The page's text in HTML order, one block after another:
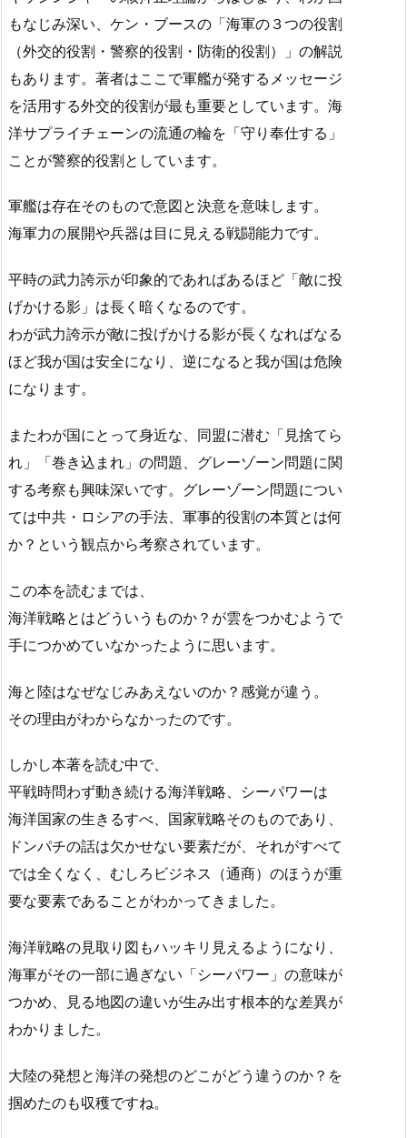
もなじみ深い、ケン・ブースの「海軍の３つの役割
（外交的役割・警察的役割・防衛的役割）」の解説
もあります。著者はここで軍艦が発するメッセージ
を活用する外交的役割が最も重要としています。海
洋サプライチェーンの流通の輪を「守り奉仕する」
ことが警察的役割としています。
軍艦は存在そのもので意図と決意を意味します。
海軍力の展開や兵器は目に見える戦闘能力です。
平時の武力誇示が印象的であればあるほど「敵に投
げかける影」は長く暗くなるのです。
わが武力誇示が敵に投げかける影が長くなればなる
ほど我が国は安全になり、逆になると我が国は危険
になります。
またわが国にとって身近な、同盟に潜む「見捨てら
れ」「巻き込まれ」の問題、グレーゾーン問題に関
する考察も興味深いです。グレーゾーン問題につい
ては中共・ロシアの手法、軍事的役割の本質とは何
か？という観点から考察されています。
この本を読むまでは、
海洋戦略とはどういうものか？が雲をつかむようで
手につかめていなかったように思います。
海と陸はなぜなじみあえないのか？感覚が違う。
その理由がわからなかったのです。
しかし本著を読む中で、
平戦時問わず動き続ける海洋戦略、シーパワーは
海洋国家の生きるすべ、国家戦略そのものであり、
ドンパチの話は欠かせない要素だが、それがすべて
では全くなく、むしろビジネス（通商）のほうが重
要な要素であることがわかってきました。
海洋戦略の見取り図もハッキリ見えるようになり、
海軍がその一部に過ぎない「シーパワー」の意味が
つかめ、見る地図の違いが生み出す根本的な差異が
わかりました。
大陸の発想と海洋の発想のどこがどう違うのか？を
掴めたのも収穫ですね。